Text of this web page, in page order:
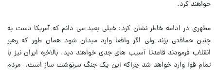
خواهند کرد.
مطهری در ادامه خاطر نشان کرد: خیلی بعید می دانم که آمریکا دست به
چنین حماقتی بزند ولی اگر واقعا وارد میدان شود همان طور که رهبر
انقلاب فرمودند قاعدتا آسیب های جدی خواهند دید. بالاخره ایران نیز با
تمام قوا وارد خواهد شد چراکه این یک جنگ سرنوشت ساز است. مردم